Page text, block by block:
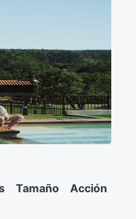
Tamaño Acción